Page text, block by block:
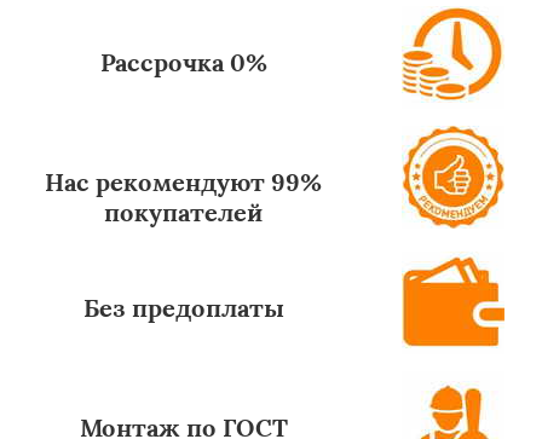
Рассрочка 0%
Нас рекомендуют 99%
покупателей
Без предоплаты
Монтаж по ГОСТ